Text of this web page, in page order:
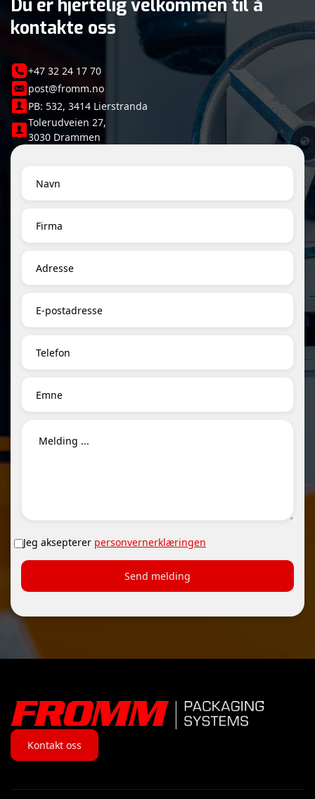
Du er hjertelig velkommen til å
kontakte oss
+47 32 24 17 70
post@fromm.no
PB: 532, 3414 Lierstranda
Tolerudveien 27,
3030 Drammen
Jeg aksepterer personvernerklæringen
Kontakt oss